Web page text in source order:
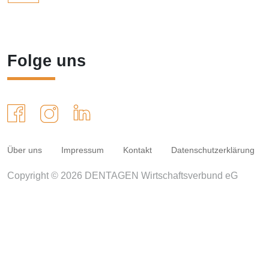
Folge uns
Über uns Impressum Kontakt Datenschutzerklärung
Copyright © 2026 DENTAGEN Wirtschaftsverbund eG